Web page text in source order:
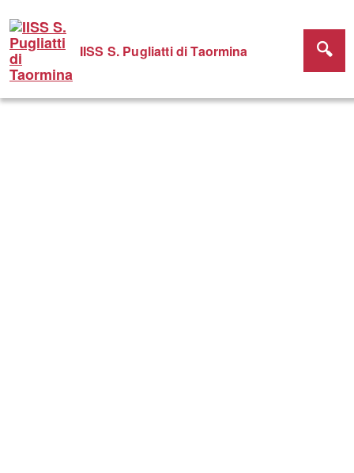
IISS S. Pugliatti di Taormina